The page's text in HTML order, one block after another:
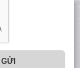
GỬI